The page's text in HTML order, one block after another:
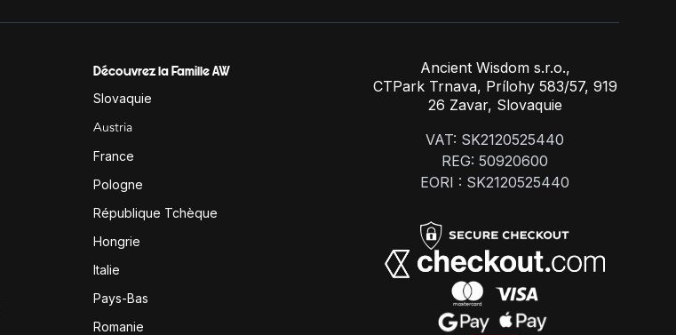
Découvrez la Famille AW
Slovaquie
Austria
France
Pologne
République Tchèque
Hongrie
Italie
Pays-Bas
Romanie
Ancient Wisdom s.r.o.,
CTPark Trnava, Prílohy 583/57, 919
26 Zavar, Slovaquie
VAT: SK2120525440
REG: 50920600
EORI : SK2120525440